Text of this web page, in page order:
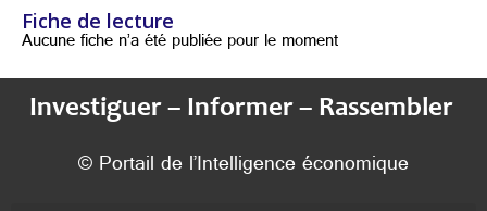
Fiche de lecture
Aucune fiche n’a été publiée pour le moment
Investiguer – Informer – Rassembler
© Portail de l’Intelligence économique